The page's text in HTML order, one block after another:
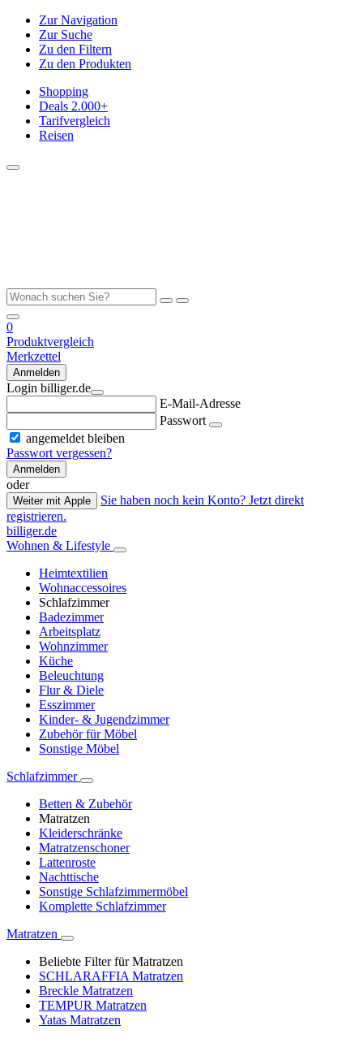
Zur Navigation
Zur Suche
Zu den Filtern
Zu den Produkten
Shopping
Deals 2.000+
Tarifvergleich
Reisen
0
Produktvergleich
Merkzettel
Anmelden
Login billiger.de
E-Mail-Adresse
Passwort
angemeldet bleiben
Passwort vergessen?
Anmelden
oder
Weiter mit Apple
Sie haben noch kein Konto? Jetzt direkt
registrieren.
billiger.de
Wohnen & Lifestyle
Heimtextilien
Wohnaccessoires
Schlafzimmer
Badezimmer
Arbeitsplatz
Wohnzimmer
Küche
Beleuchtung
Flur & Diele
Esszimmer
Kinder- & Jugendzimmer
Zubehör für Möbel
Sonstige Möbel
Schlafzimmer
Betten & Zubehör
Matratzen
Kleiderschränke
Matratzenschoner
Lattenroste
Nachttische
Sonstige Schlafzimmermöbel
Komplette Schlafzimmer
Matratzen
Beliebte Filter für Matratzen
SCHLARAFFIA Matratzen
Breckle Matratzen
TEMPUR Matratzen
Yatas Matratzen